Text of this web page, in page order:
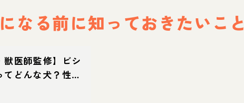
なる前に知っておきたいこと
獣医師監修】ビシ
てどんな犬？性
・迎え方